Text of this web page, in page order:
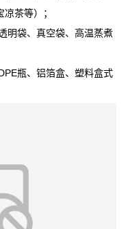
茶等）；
袋、真空袋、高温蒸煮
瓶、铝箔盒、塑料盒式